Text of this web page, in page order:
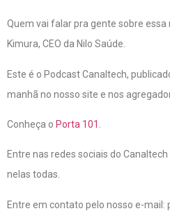
Quem vai falar pra gente sobre essa
Kimura, CEO da Nilo Saúde.
Este é o Podcast Canaltech,
manhã no nosso site e nos
Conheça o Porta 101
Entre nas redes sociais do
nelas todas.
Entre em contato pelo nosso e-